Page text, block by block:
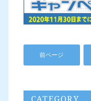
前ページ